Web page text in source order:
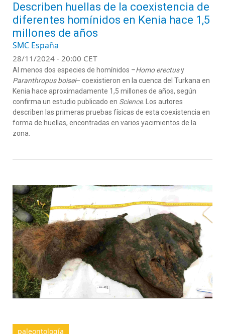
Describen huellas de la coexistencia de
diferentes homínidos en Kenia hace 1,5
millones de años
SMC España
28/11/2024 - 20:00 CET
Al menos dos especies de homínidos –Homo erectusy
Paranthropus boisei– coexistieron en la cuenca del Turkana en
Kenia hace aproximadamente 1,5 millones de años, según
confirma un estudio publicado en Science. Los autores
describen las primeras pruebas físicas de esta coexistencia en
forma de huellas, encontradas en varios yacimientos de la
zona.
paleontología